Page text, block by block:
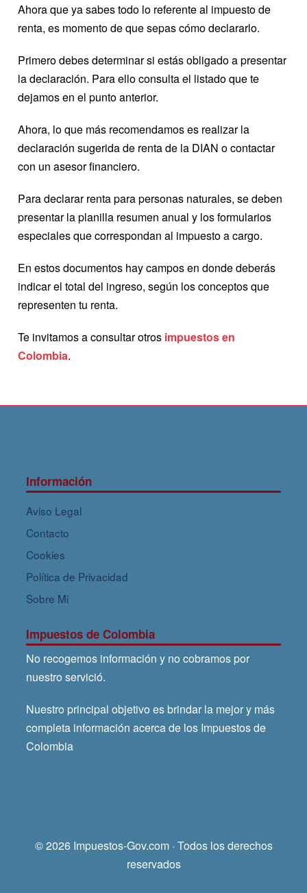
Ahora que ya sabes todo lo referente al impuesto de
renta, es momento de que sepas cómo declararlo.
Primero debes determinar si estás obligado a presentar
la declaración. Para ello consulta el listado que te
dejamos en el punto anterior.
Ahora, lo que más recomendamos es realizar la
declaración sugerida de renta de la DIAN o contactar
con un asesor financiero.
Para declarar renta para personas naturales, se deben
presentar la planilla resumen anual y los formularios
especiales que correspondan al impuesto a cargo.
En estos documentos hay campos en donde deberás
indicar el total del ingreso, según los conceptos que
representen tu renta.
Te invitamos a consultar otros impuestos en
Colombia.
Información
Aviso Legal
Contacto
Cookies
Política de Privacidad
Sobre Mi
Impuestos de Colombia
No recogemos información y no cobramos por
nuestro servició.
Nuestro principal objetivo es brindar la mejor y más
completa información acerca de los Impuestos de
Colombia
© 2026 Impuestos-Gov.com · Todos los derechos
reservados